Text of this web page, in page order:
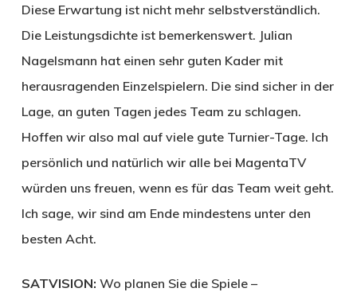
Diese Erwartung ist nicht mehr selbstverständlich.
Die Leistungsdichte ist bemerkenswert. Julian
Nagelsmann hat einen sehr guten Kader mit
herausragenden Einzelspielern. Die sind sicher in der
Lage, an guten Tagen jedes Team zu schlagen.
Hoffen wir also mal auf viele gute Turnier-Tage. Ich
persönlich und natürlich wir alle bei Magenta­TV
würden uns freuen, wenn es für das Team weit geht.
Ich sage, wir sind am Ende mindestens unter den
besten Acht.
SATVISION: Wo planen Sie die Spiele –